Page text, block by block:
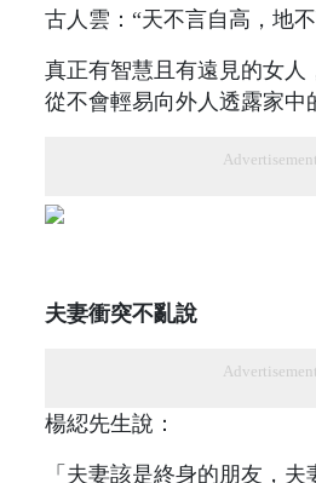
古人雲：“天不言自高，地
真正有智慧且有遠見的女人
從不會輕易向外人透露家中
夫妻衝突不亂說
楊綛先生說：
「夫妻該是終身的朋友，